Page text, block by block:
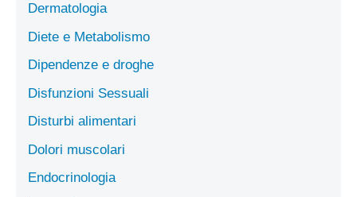
Dermatologia
Diete e Metabolismo
Dipendenze e droghe
Disfunzioni Sessuali
Disturbi alimentari
Dolori muscolari
Endocrinologia